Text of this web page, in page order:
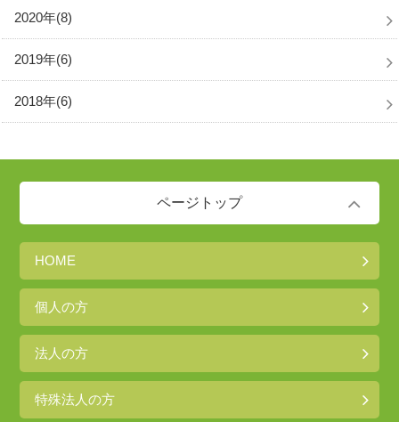
2020年(8)
2019年(6)
2018年(6)
ページトップ
HOME
個人の方
法人の方
特殊法人の方